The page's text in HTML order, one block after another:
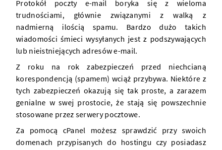
Protokół poczty e-mail boryka się z wieloma
trudnościami, głównie związanymi z walką z
nadmierną ilością spamu. Bardzo dużo takich
wiadomości śmieci wysyłanych jest z podszywających
lub nieistniejących adresów e-mail.
Z roku na rok zabezpieczeń przed niechcianą
korespondencją (spamem) wciąż przybywa. Niektóre z
tych zabezpieczeń okazują się tak proste, a zarazem
genialne w swej prostocie, że stają się powszechnie
stosowane przez serwerypocztowe.
Za pomocą cPanel możesz sprawdzić przy swoich
domenach przypisanych do hostingu czy posiadasz